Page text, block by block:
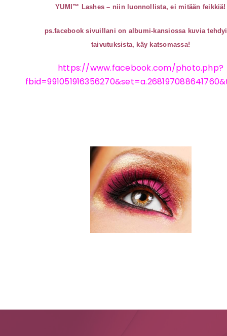
YUMI™ Lashes – niin luonnollista, ei mitään feikkiä!
ps.facebook sivuillani on albumi-kansiossa kuvia
taivutuksista, käy katsomassa!
https://www.facebook.com/photo.php?